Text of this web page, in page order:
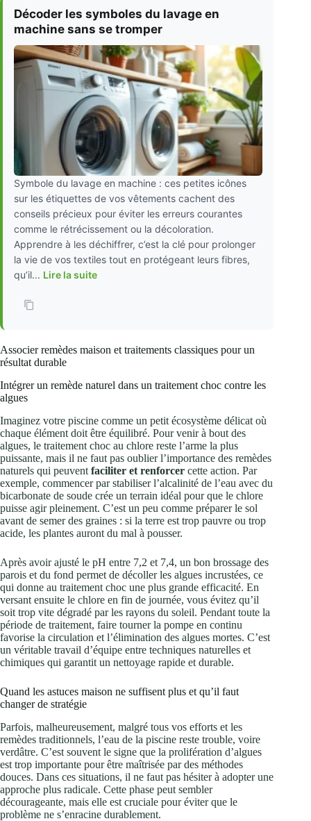
Décoder les symboles du lavage en
machine sans se tromper
Symbole du lavage en machine : ces petites icônes
sur les étiquettes de vos vêtements cachent des
conseils précieux pour éviter les erreurs courantes
comme le rétrécissement ou la décoloration.
Apprendre à les déchiffrer, c’est la clé pour prolonger
la vie de vos textiles tout en protégeant leurs fibres,
qu’il... Lire la suite
Associer remèdes maison et traitements classiques pour un
résultat durable
Intégrer un remède naturel dans un traitement choc contre les
algues
Imaginez votre piscine comme un petit écosystème délicat où
chaque élément doit être équilibré. Pour venir à bout des
algues, le traitement choc au chlore reste l’arme la plus
puissante, mais il ne faut pas oublier l’importance des remèdes
naturels qui peuvent faciliter et renforcer cette action. Par
exemple, commencer par stabiliser l’alcalinité de l’eau avec du
bicarbonate de soude crée un terrain idéal pour que le chlore
puisse agir pleinement. C’est un peu comme préparer le sol
avant de semer des graines : si la terre est trop pauvre ou trop
acide, les plantes auront du mal à pousser.
Après avoir ajusté le pH entre 7,2 et 7,4, un bon brossage des
parois et du fond permet de décoller les algues incrustées, ce
qui donne au traitement choc une plus grande efficacité. En
versant ensuite le chlore en fin de journée, vous évitez qu’il
soit trop vite dégradé par les rayons du soleil. Pendant toute la
période de traitement, faire tourner la pompe en continu
favorise la circulation et l’élimination des algues mortes. C’est
un véritable travail d’équipe entre techniques naturelles et
chimiques qui garantit un nettoyage rapide et durable.
Quand les astuces maison ne suffisent plus et qu’il faut
changer de stratégie
Parfois, malheureusement, malgré tous vos efforts et les
remèdes traditionnels, l’eau de la piscine reste trouble, voire
verdâtre. C’est souvent le signe que la prolifération d’algues
est trop importante pour être maîtrisée par des méthodes
douces. Dans ces situations, il ne faut pas hésiter à adopter une
approche plus radicale. Cette phase peut sembler
décourageante, mais elle est cruciale pour éviter que le
problème ne s’enracine durablement.